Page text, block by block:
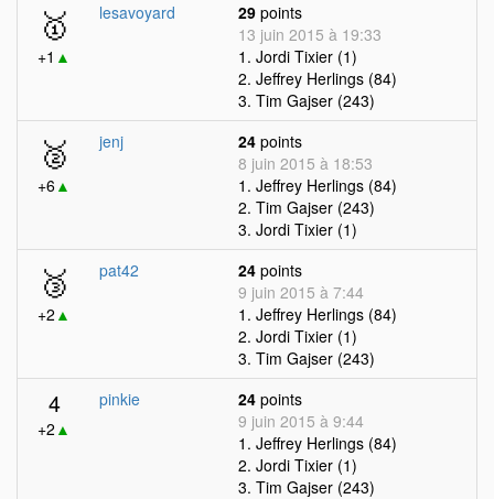
🥇
+1 ▲
lesavoyard 29 points
13 juin 2015 à 19:33
1. Jordi Tixier (1)
2. Jeffrey Herlings (84)
3. Tim Gajser (243)
🥈
+6▲
jenj 24 points
8 juin 2015 à 18:53
1. Jeffrey Herlings (84)
2. Tim Gajser (243)
3. Jordi Tixier (1)
🥉
+2 ▲
pat42 24 points
9 juin 2015 à 7:44
1. Jeffrey Herlings (84)
2. Jordi Tixier (1)
3. Tim Gajser (243)
4
+2 ▲
pinkie 24 points
9 juin 2015 à 9:44
1. Jeffrey Herlings (84)
2. Jordi Tixier (1)
3. Tim Gajser (243)